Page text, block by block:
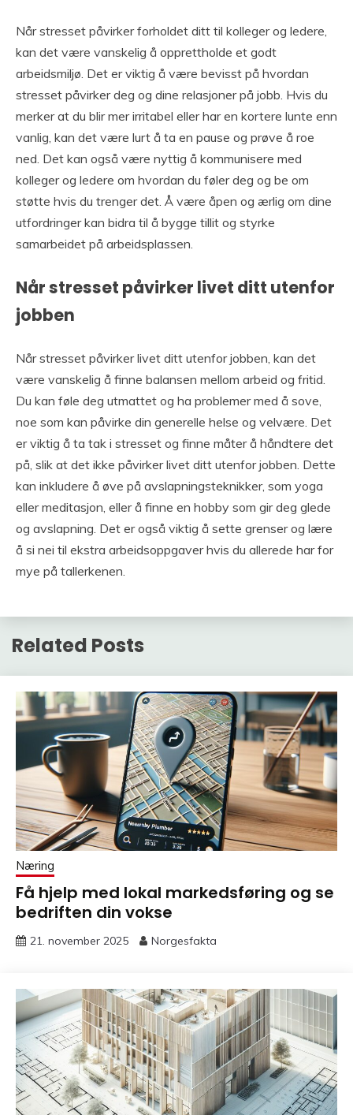
Når stresset påvirker forholdet ditt til kolleger og ledere,
kan det være vanskelig å opprettholde et godt
arbeidsmiljø. Det er viktig å være bevisst på hvordan
stresset påvirker deg og dine relasjoner på jobb. Hvis du
merker at du blir mer irritabel eller har en kortere lunte enn
vanlig, kan det være lurt å ta en pause og prøve å roe
ned. Det kan også være nyttig å kommunisere med
kolleger og ledere om hvordan du føler deg og be om
støtte hvis du trenger det. Å være åpen og ærlig om dine
utfordringer kan bidra til å bygge tillit og styrke
samarbeidet på arbeidsplassen.
Når stresset påvirker livet ditt utenfor
jobben
Når stresset påvirker livet ditt utenfor jobben, kan det
være vanskelig å finne balansen mellom arbeid og fritid.
Du kan føle deg utmattet og ha problemer med å sove,
noe som kan påvirke din generelle helse og velvære. Det
er viktig å ta tak i stresset og finne måter å håndtere det
på, slik at det ikke påvirker livet ditt utenfor jobben. Dette
kan inkludere å øve på avslapningsteknikker, som yoga
eller meditasjon, eller å finne en hobby som gir deg glede
og avslapning. Det er også viktig å sette grenser og lære
å si nei til ekstra arbeidsoppgaver hvis du allerede har for
mye på tallerkenen.
Related Posts
Næring
Få hjelp med lokal markedsføring og se
bedriften din vokse
21. november 2025 Norgesfakta